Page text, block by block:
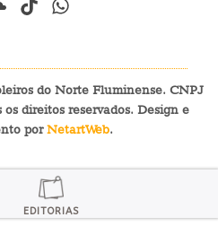
do Norte Fluminense. CNPJ
os direitos reservados. Design e
porNetartWeb.
EDITORIAS